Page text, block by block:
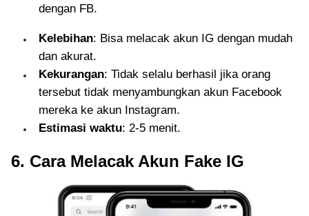
dengan FB.
Kelebihan: Bisa melacak akun IG dengan mudah
dan akurat.
Kekurangan: Tidak selalu berhasil jika orang
tersebut tidak menyambungkan akun Facebook
mereka ke akun Instagram.
Estimasi waktu: 2-5 menit.
6. Cara Melacak Akun Fake IG